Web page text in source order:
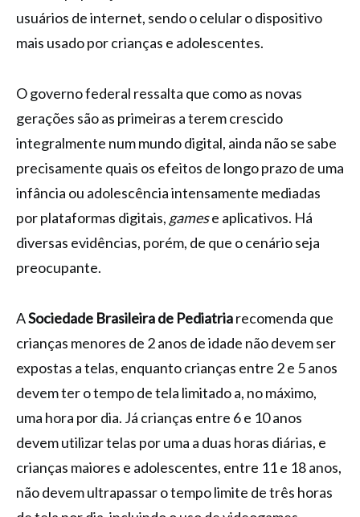
usuários de internet, sendo o celular o dispositivo
mais usado por crianças e adolescentes.
O governo federal ressalta que como as novas
gerações são as primeiras a terem crescido
integralmente num mundo digital, ainda não se sabe
precisamente quais os efeitos de longo prazo de uma
infância ou adolescência intensamente mediadas
por plataformas digitais, gamese aplicativos. Há
diversas evidências, porém, de que o cenário seja
preocupante.
ASociedade Brasileira de Pediatriarecomenda que
crianças menores de 2 anos de idade não devem ser
expostas a telas, enquanto crianças entre 2 e 5 anos
devem ter o tempo de tela limitado a, no máximo,
uma hora por dia. Já crianças entre 6 e 10 anos
devem utilizar telas por uma a duas horas diárias, e
crianças maiores e adolescentes, entre 11 e 18 anos,
não devem ultrapassar o tempo limite de três horas